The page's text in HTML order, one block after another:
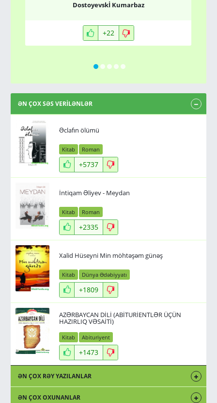
Dostoyevskİ Kumarbaz
+22
ƏN ÇOX SƏS VERİLƏNLƏR
Əclafın ölümü
Kitab Roman
+5737
İntiqam Əliyev - Meydan
Kitab Roman
+2335
Xalid Hüseyni Min möhtəşəm günəş
Kitab Dünya Ədəbiyyatı
+1809
AZƏRBAYCAN DİLİ (ABİTURİENTLƏR ÜÇÜN
HAZIRLIQ VƏSAİTİ)
Kitab Abituriyent
+1473
ƏN ÇOX RƏY YAZILANLAR
ƏN ÇOX OXUNANLAR